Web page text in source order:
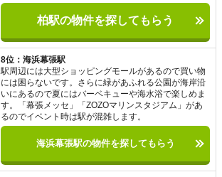
柏駅の物件を探してもらう
8位：海浜幕張駅
駅周辺には大型ショッピングモールがあるので買い物
には困らないです。さらに緑があふれる公園が海岸沿
いにあるので夏にはバーベキューや海水浴で楽しめま
す。「幕張メッセ」「ZOZOマリンスタジアム」があ
るのでイベント時は駅が混雑します。
海浜幕張駅の物件を探してもらう